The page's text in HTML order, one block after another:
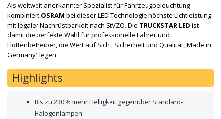
Als weltweit anerkannter Spezialist für Fahrzeugbeleuchtung
kombiniert OSRAM bei dieser LED-Technologie höchste Lichtleistung
mit legaler Nachrüstbarkeit nach StVZO. Die TRUCKSTAR LED ist
damit die perfekte Wahl für professionelle Fahrer und
Flottenbetreiber, die Wert auf Sicht, Sicherheit und Qualität „Made in
Germany“ legen.
Highlights
Bis zu 230 % mehr Helligkeit gegenüber Standard-
Halogenlampen